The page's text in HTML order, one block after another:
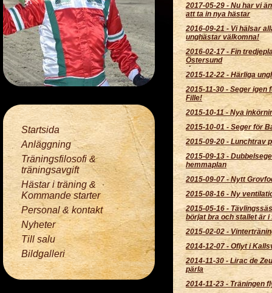
Startsida
Anläggning
Träningsfilosofi &
träningsavgift
Hästar i träning &
Kommande starter
Personal & kontakt
Nyheter
Till salu
Bildgalleri
2017-05-29 - Nu har vi
att ta in nya hästar
2016-09-21 - Vi hälsar
unghästar välkomna!
2016-02-17- Fin
Östersund
2015-12-22 - Härliga
2015-11-30- Seger igen
Fille!
2015-10-11-Nya
2015-10-01 - Seger för
2015-09-20 - Lunchtrav
2015-09-13 -
hemmaplan
2015-09-07-Nytt
2015-08-16 - Ny
2015-05-16 -
börjat bra och stallet är i
2015-02-02 -
2014-12-07- Oflyt i
2014-11-30 -Lirac de
pärla
2014-11-23 -Träningen